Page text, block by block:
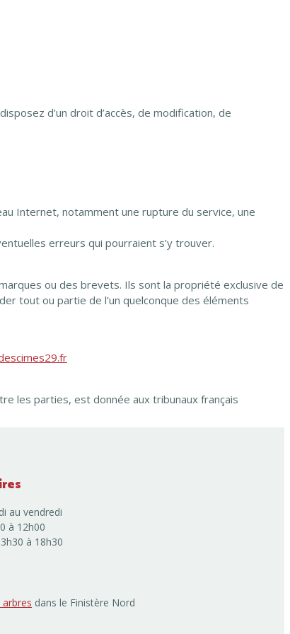
d’un droit d’accès, de modification, de
Internet, notamment une rupture du service, une
erreurs qui pourraient s’y trouver.
ou des brevets. Ils sont la propriété exclusive de
tout ou partie de l’un quelconque des éléments
les parties, est donnée aux tribunaux français
au vendredi
à 12h00
à 18h30
dans le Finistère Nord